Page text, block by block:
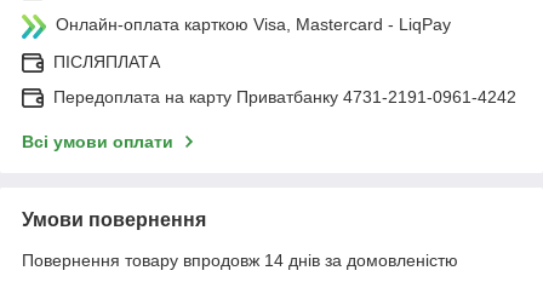
Онлайн-оплата карткою Visa, Mastercard - LiqPay
ПІСЛЯПЛАТА
Передоплата на карту Приватбанку 4731-2191-0961-4242
Всі умови оплати
Умови повернення
Повернення товару впродовж 14 днів за домовленістю